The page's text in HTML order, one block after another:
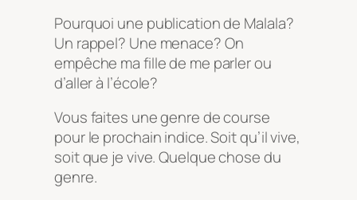
Pourquoi une publication de Malala?
Un rappel? Une menace? On
empêche ma fille de me parler ou
d’aller à l’école?
Vous faites une genre de course
pour le prochain indice. Soit qu’il vive,
soit que je vive. Quelque chose du
genre.